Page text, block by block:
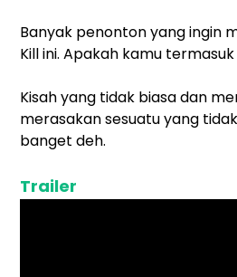
Banyak penonton yang ingin
Kill ini. Apakah kamu
Kisah yang tidak biasa dan
merasakan sesuatu yang
banget deh.
Trailer